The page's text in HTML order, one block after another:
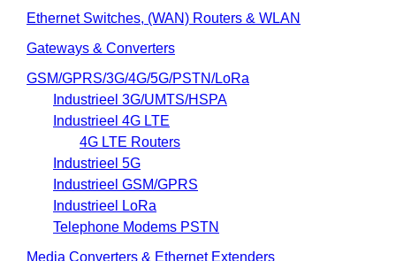
Ethernet Switches, (WAN) Routers & WLAN
Gateways & Converters
GSM/GPRS/3G/4G/5G/PSTN/LoRa
Industrieel 3G/UMTS/HSPA
Industrieel 4G LTE
4G LTE Routers
Industrieel 5G
Industrieel GSM/GPRS
Industrieel LoRa
Telephone Modems PSTN
Media Converters & Ethernet Extenders